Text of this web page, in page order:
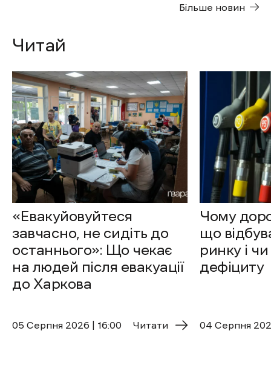
Більше новин
Читай
«Евакуйовуйтеся
завчасно, не сидіть до
останнього»: Що чекає
на людей після евакуації
до Харкова
05 Cерпня 2026 | 16:00 Читати
Чому
що
ринку і
дефіциту
04 Cерпня